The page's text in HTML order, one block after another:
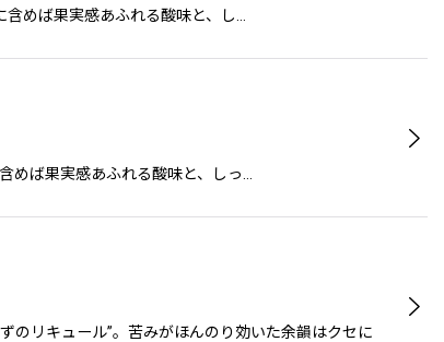
めば果実感あふれる酸味と、し…
ば果実感あふれる酸味と、しっ…
のリキュール”。苦みがほんのり効いた余韻はクセに